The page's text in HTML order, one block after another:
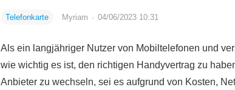
Telefonkarte Myriam · 04/06/2023 10:31
Als ein langjähriger Nutzer von Mobiltelefonen und
wie wichtig es ist, den richtigen Handyvertrag zu
Anbieter zu wechseln, sei es aufgrund von Kosten,